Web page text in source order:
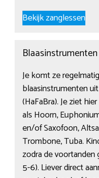
Bekijk zanglessen
Blaasinstrumenten
Je komt ze
blaasinstrumenten
(HaFaBra). Je ziet
als Hoorn,
en/of Saxofoon,
Trombone, Tuba.
zodra de voortanden
5-6). Liever direct